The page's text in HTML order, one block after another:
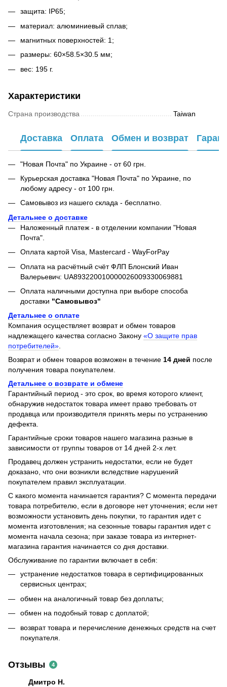
защита: IP65;
материал: алюминиевый сплав;
магнитных поверхностей: 1;
размеры: 60×58.5×30.5 мм;
вес: 195 г.
Характеристики
Страна производства Taiwan
Доставка Оплата Обмен и возврат
"Новая Почта" по Украине - от 60 грн.
Курьерская доставка "Новая Почта" по Украине, по
любому адресу - от 100 грн.
Самовывоз из нашего склада - бесплатно.
Детальнее о доставке
Наложенный платеж - в отделении компании "Новая
Почта".
Оплата картой Visa, Mastercard - WayForPay
Оплата на расчётный счёт ФЛП Блонский Иван
Валерьевич: UA893220010000026009330069881
Оплата наличными доступна при выборе способа
доставки "Самовывоз"
Детальнее о оплате
Компания осуществляет возврат и обмен товаров
надлежащего качества согласно Закону «О защите прав
потребителей».
Возврат и обмен товаров возможен в течение 14 дней после
получения товара покупателем.
Детальнее о возврате и обмене
Гарантийный период - это срок, во время которого клиент,
обнаружив недостаток товара имеет право требовать от
продавца или производителя принять меры по устранению
дефекта.
Гарантийные сроки товаров нашего магазина разные в
зависимости от группы товаров от 14 дней 2-х лет.
Продавец должен устранить недостатки, если не будет
доказано, что они возникли вследствие нарушений
покупателем правил эксплуатации.
С какого момента начинается гарантия? С момента передачи
товара потребителю, если в договоре нет уточнения; если нет
возможности установить день покупки, то гарантия идет с
момента изготовления; на сезонные товары гарантия идет с
момента начала сезона; при заказе товара из интернет-
магазина гарантия начинается со дня доставки.
Обслуживание по гарантии включает в себя:
устранение недостатков товара в сертифицированных
сервисных центрах;
обмен на аналогичный товар без доплаты;
обмен на подобный товар с доплатой;
возврат товара и перечисление денежных средств на счет
покупателя.
Отзывы 4
Дмитро Н.